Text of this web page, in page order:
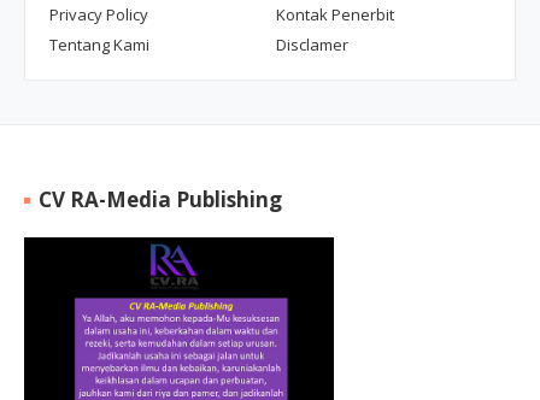
Privacy Policy
Kontak Penerbit
Tentang Kami
Disclamer
CV RA-Media Publishing